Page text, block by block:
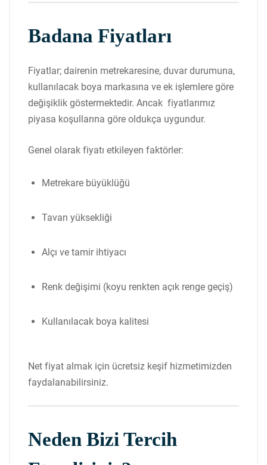
Badana Fiyatları
Fiyatlar; dairenin metrekaresine, duvar durumuna,
kullanılacak boya markasına ve ek işlemlere göre
değişiklik göstermektedir. Ancak fiyatlarımız
piyasa koşullarına göre oldukça uygundur.
Genel olarak fiyatı etkileyen faktörler:
Metrekare büyüklüğü
Tavan yüksekliği
Alçı ve tamir ihtiyacı
Renk değişimi (koyu renkten açık renge geçiş)
Kullanılacak boya kalitesi
Net fiyat almak için ücretsiz keşif hizmetimizden
faydalanabilirsiniz.
Neden Bizi Tercih